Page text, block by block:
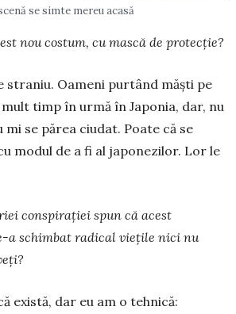
se simte mereu acasă
nou costum, cu mască de protecţie?
straniu. Oameni purtând măști pe
timp în urmă în Ja­ponia, dar, nu
mi se părea ciudat. Poate că se
modul de a fi al japonezilor. Lor le
conspiraţiei spun că acest
a schimbat radical vie­ţile nici nu
există, dar eu am o tehnică: